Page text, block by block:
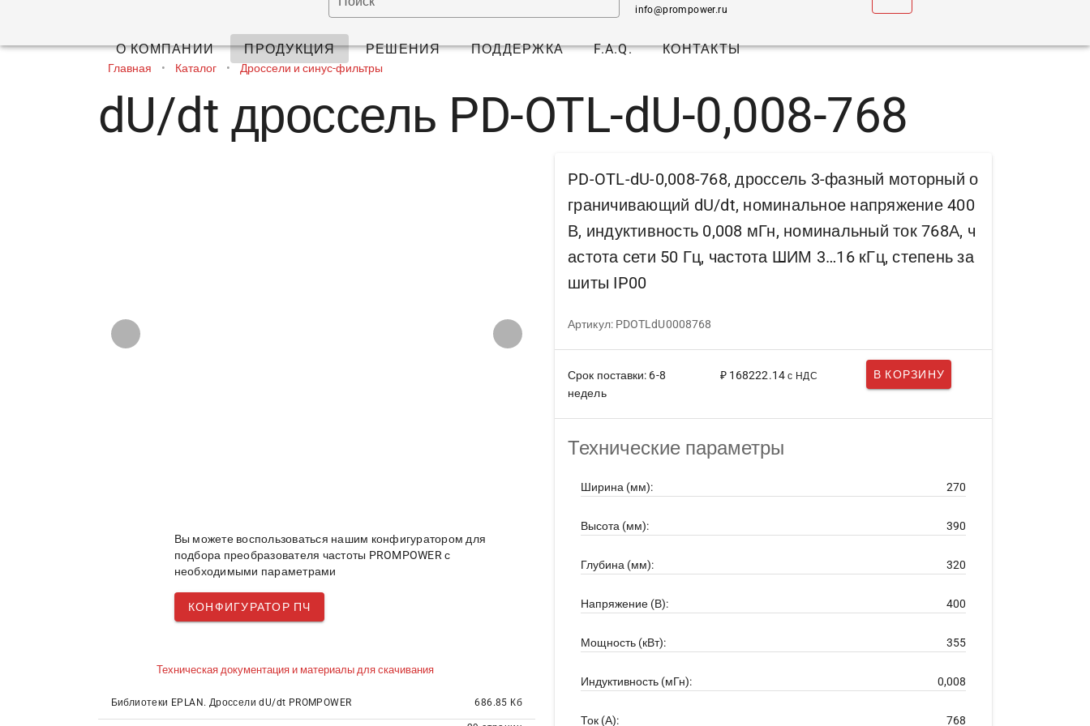
info@prompower.ru
О КОМПАНИИ ПРОДУКЦИЯ РЕШЕНИЯ ПОДДЕРЖКА F.A.Q. КОНТАКТЫ
Главная • Каталог • Дроссели и синус-фильтры
dU/dt дроссель PD-OTL-dU-0,008-768
Вы можете воспользоваться нашим конфигуратором для
подбора преобразователя частоты PROMPOWER с
необходимыми параметрами
КОНФИГУРАТОР ПЧ
Техническая документация и материалы для скачивания
Библиотеки EPLAN. Дроссели dU/dt PROMPOWER 686.85 Кб
PD-OTL-dU-0,008-768, дроссель 3-фазный моторный о
граничивающий dU/dt, номинальное напряжение 400
В, индуктивность 0,008 мГн, номинальный ток 768А, ч
астота сети 50 Гц, частота ШИМ 3…16 кГц, степень за
шиты IP00
Артикул: PDOTLdU0008768
Срок поставки: 6-8
недель
₽ 168222.14 с НДС В КОРЗИНУ
Технические параметры
Ширина (мм): 270
Высота (мм): 390
Глубина (мм): 320
Напряжение (В): 400
Мощность (кВт): 355
Индуктивность (мГн): 0,008
Ток (А): 768